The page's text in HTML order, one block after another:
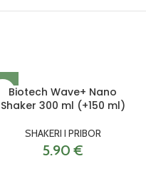
Biotech Wave+ Nano
Shaker 300 ml (+150 ml)
SHAKERI I PRIBOR
5.90€